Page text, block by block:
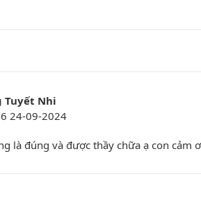
Tuyết Nhi
24-09-2024
là đúng và được thầy chữa ạ con cảm